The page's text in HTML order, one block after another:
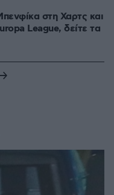
στη Χαρτς και
League, δείτε τα